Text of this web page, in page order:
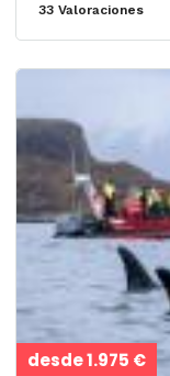
33 Valoraciones
desde 1.975 €